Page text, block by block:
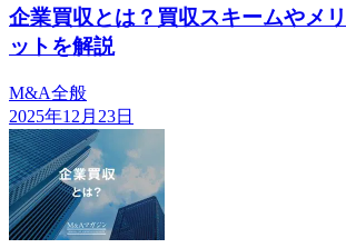
企業買収とは？買収スキームやメ
ットを解説
M&A全般
2025年12月23日